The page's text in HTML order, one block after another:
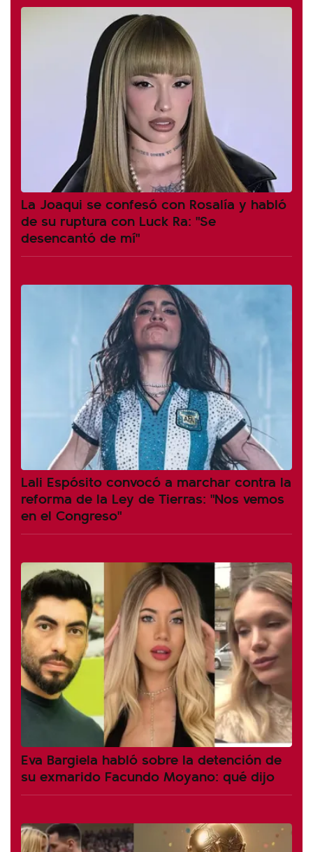
La Joaqui se confesó con Rosalía y habló
de su ruptura con Luck Ra: "Se
desencantó de mí"
Lali Espósito convocó a marchar contra la
reforma de la Ley de Tierras: "Nos vemos
en el Congreso"
Eva Bargiela habló sobre la detención de
su exmarido Facundo Moyano: qué dijo